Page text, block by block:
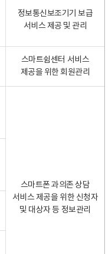
정보통신보조기기 보급
서비스 제공 및 관리
스마트쉼센터 서비스
제공을 위한 회원관리
스마트폰 과의존 상담
서비스 제공을 위한 신청자
및 대상자 등 정보관리